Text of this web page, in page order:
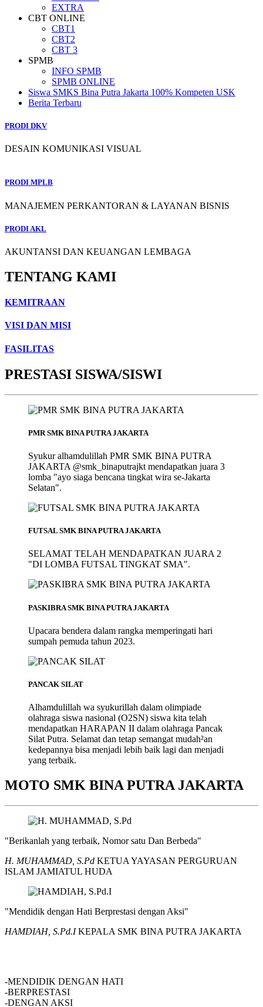
EXTRA
CBT ONLINE
CBT1
CBT2
CBT 3
SPMB
INFO SPMB
SPMB ONLINE
Siswa SMKS Bina Putra Jakarta 100% Kompeten USK
Berita Terbaru
PRODI DKV
DESAIN KOMUNIKASI VISUAL
PRODI MPLB
MANAJEMEN PERKANTORAN & LAYANAN BISNIS
PRODI AKL
AKUNTANSI DAN KEUANGAN LEMBAGA
TENTANG KAMI
KEMITRAAN
VISI DAN MISI
FASILITAS
PRESTASI SISWA/SISWI
PMR SMK BINA PUTRA JAKARTA
Syukur alhamdulillah PMR SMK BINA PUTRA
JAKARTA @smk_binaputrajkt mendapatkan juara 3
lomba "ayo siaga bencana tingkat wira se-Jakarta
Selatan".
FUTSAL SMK BINA PUTRA JAKARTA
SELAMAT TELAH MENDAPATKAN JUARA 2
"DI LOMBA FUTSAL TINGKAT SMA".
PASKIBRA SMK BINA PUTRA JAKARTA
Upacara bendera dalam rangka memperingati hari
sumpah pemuda tahun 2023.
PANCAK SILAT
Alhamdulillah wa syukurillah dalam olimpiade
olahraga siswa nasional (O2SN) siswa kita telah
mendapatkan HARAPAN II dalam olahraga Pancak
Silat Putra. Selamat dan tetap semangat mudah²an
kedepannya bisa menjadi lebih baik lagi dan menjadi
yang terbaik.
MOTO SMK BINA PUTRA JAKARTA
"Berikanlah yang terbaik, Nomor satu Dan Berbeda"
H. MUHAMMAD, S.Pd KETUA YAYASAN PERGURUAN
ISLAM JAMIATUL HUDA
"Mendidik dengan Hati Berprestasi dengan Aksi"
HAMDIAH, S.Pd.IKEPALA SMK BINA PUTRA JAKARTA
-MENDIDIK DENGAN HATI
-BERPRESTASI
-DENGAN AKSI